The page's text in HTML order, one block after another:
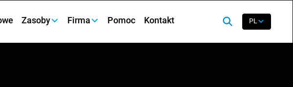
Zasoby Firma Pomoc Kontakt PL